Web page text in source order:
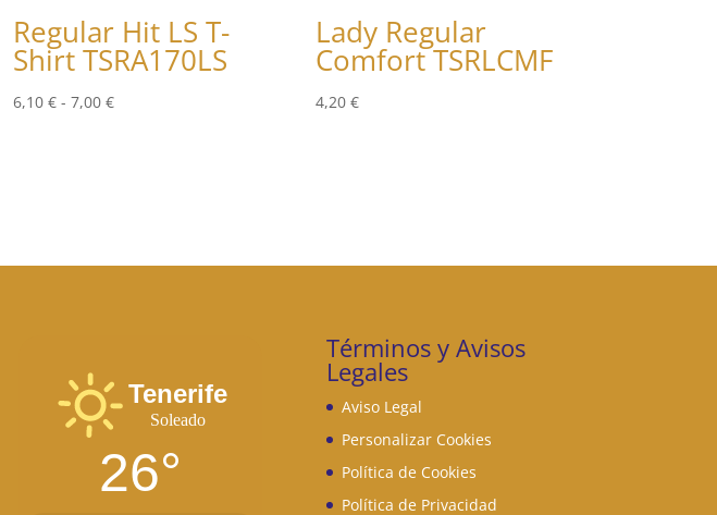
Regular Hit LS T-
Shirt TSRA170LS
6,10€ - 7,00€Rango
7,00 €
Lady Regular
Comfort TSRLCMF
4,20 €
Tenerife
Soleado
26°
Términos y Avisos
Legales
Aviso Legal
Personalizar Cookies
Política de Cookies
Política de Privacidad